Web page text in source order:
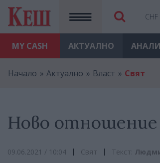
MY CASH АКТУАЛНО
Начало Актуално Власт Свят
Ново
09.06.2021 / 10:04 Свят Текст: